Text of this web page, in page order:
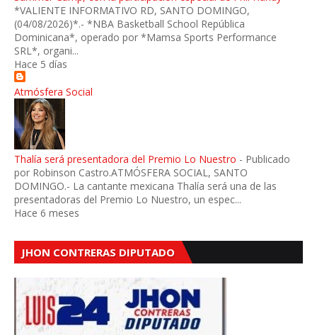
*VALIENTE INFORMATIVO RD, SANTO DOMINGO,
(04/08/2026)*.- *NBA Basketball School República
Dominicana*, operado por *Mamsa Sports Performance
SRL*, organi...
Hace 5 días
Atmósfera Social
Thalía será presentadora del Premio Lo Nuestro - Publicado
por Robinson Castro.ATMÓSFERA SOCIAL, SANTO
DOMINGO.- La cantante mexicana Thalía será una de las
presentadoras del Premio Lo Nuestro, un espec...
Hace 6 meses
JHON CONTRERAS DIPUTADO